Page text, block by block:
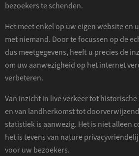
bezoekers te schenden.
Het meet enkel op uw eigen website en
met niemand. Door te focussen op de
dus meetgegevens, heeft u precies de
om uw aanwezigheid op het internet
verbeteren.
Van inzicht in live verkeer tot
en van landherkomst tot
statistiek is aanwezig. Het is niet alleen
het is tevens van nature
voor uw bezoekers.